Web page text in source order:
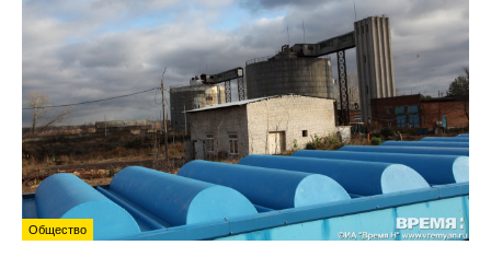
Общество